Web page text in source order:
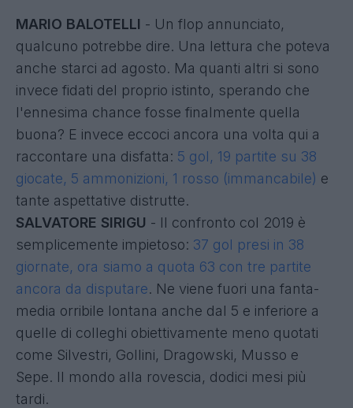
MARIO BALOTELLI - Un flop annunciato,
qualcuno potrebbe dire. Una lettura che poteva
anche starci ad agosto. Ma quanti altri si sono
invece fidati del proprio istinto, sperando che
l'ennesima chance fosse finalmente quella
buona? E invece eccoci ancora una volta qui a
raccontare una disfatta: 5 gol, 19 partite su 38
giocate, 5 ammonizioni, 1 rosso (immancabile) e
tante aspettative distrutte.
SALVATORE SIRIGU - Il confronto col 2019 è
semplicemente impietoso: 37 gol presi in 38
giornate, ora siamo a quota 63 con tre partite
ancora da disputare. Ne viene fuori una fanta-
media orribile lontana anche dal 5 e inferiore a
quelle di colleghi obiettivamente meno quotati
come Silvestri, Gollini, Dragowski, Musso e
Sepe. Il mondo alla rovescia, dodici mesi più
tardi.